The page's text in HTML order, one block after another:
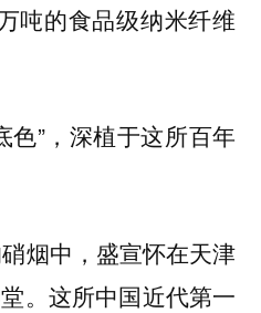
吨的食品级纳米纤维
色”，深植于这所百年
烟中，盛宣怀在天津
。这所中国近代第一